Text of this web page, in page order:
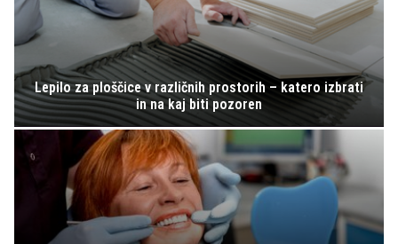
Lepilo za ploščice v različnih prostorih – katero izbrati
in na kaj biti pozoren